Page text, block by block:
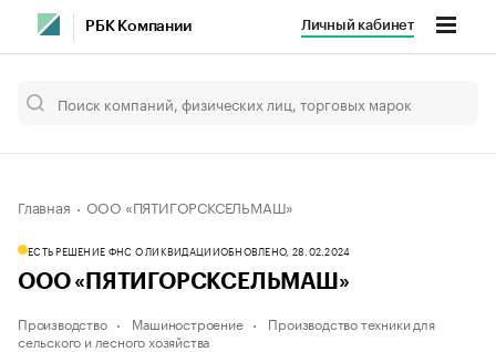
РБК Компании Личный кабинет
Главная ООО «ПЯТИГОРСКСЕЛЬМАШ»
ЕСТЬ РЕШЕНИЕ ФНС О ЛИКВИДАЦИИОБНОВЛЕНО, 28.02.2024
ООО «ПЯТИГОРСКСЕЛЬМАШ»
Производство Машиностроение
Производство техники для
сельского и лесного хозяйства